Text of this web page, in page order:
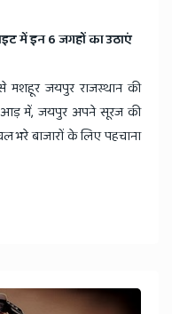
में इन 6 जगहों का उठाएं
मशहूर जयपुर राजस्थान की
आड़ में, जयपुर अपने सूरज की
भरे बाजारों के लिए पहचाना